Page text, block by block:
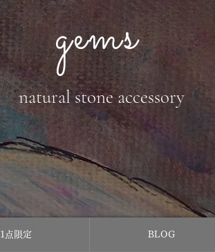
gems
natural stone accessory
1点限定 BLOG